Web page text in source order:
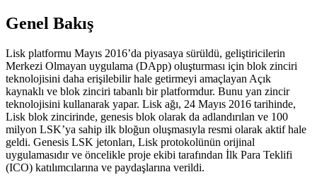
Genel Bakış
Lisk platformu Mayıs 2016’da piyasaya sürüldü, geliştiricilerin
Merkezi Olmayan uygulama (DApp) oluşturması için blok zinciri
teknolojisini daha erişilebilir hale getirmeyi amaçlayan Açık
kaynaklı ve blok zinciri tabanlı bir platformdur. Bunu yan zincir
teknolojisini kullanarak yapar. Lisk ağı, 24 Mayıs 2016 tarihinde,
Lisk blok zincirinde, genesis blok olarak da adlandırılan ve 100
milyon LSK’ya sahip ilk bloğun oluşmasıyla resmi olarak aktif hale
geldi. Genesis LSK jetonları, Lisk protokolünün orijinal
uygulamasıdır ve öncelikle proje ekibi tarafından İlk Para Teklifi
(ICO) katılımcılarına ve paydaşlarına verildi.